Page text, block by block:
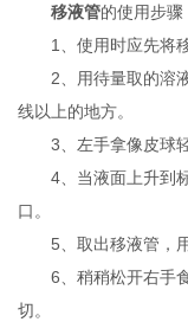
移液管的使用步骤
1、使用时应先将移
2、用待量取的溶液
线以上的地方。
3、左手拿像皮球轻
4、当液面上升到标
口。
5、取出移液管，用
6、稍稍松开右手食
切。